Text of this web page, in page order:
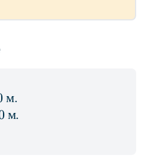
м.
м.